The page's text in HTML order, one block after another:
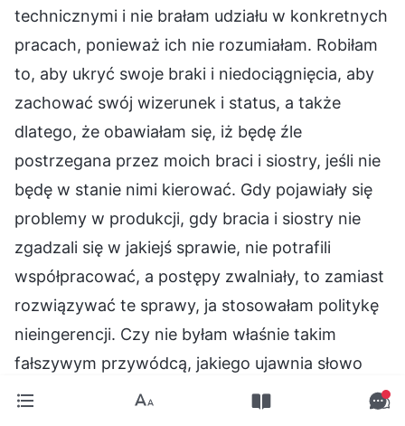
technicznymi i nie brałam udziału w konkretnych
pracach, ponieważ ich nie rozumiałam. Robiłam
to, aby ukryć swoje braki i niedociągnięcia, aby
zachować swój wizerunek i status, a także
dlatego, że obawiałam się, iż będę źle
postrzegana przez moich braci i siostry, jeśli nie
będę w stanie nimi kierować. Gdy pojawiały się
problemy w produkcji, gdy bracia i siostry nie
zgadzali się w jakiejś sprawie, nie potrafili
współpracować, a postępy zwalniały, to zamiast
rozwiązywać te sprawy, ja stosowałam politykę
nieingerencji. Czy nie byłam właśnie takim
fałszywym przywódcą, jakiego ujawnia słowo
Boże? W rzeczywistości cała praca w kościele